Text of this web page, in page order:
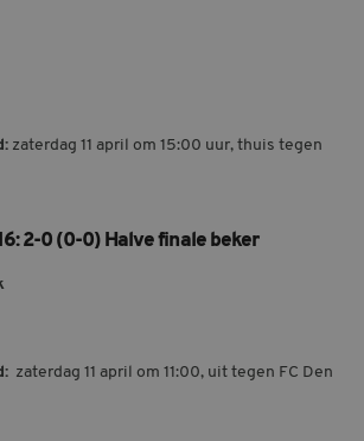
zaterdag 11 april om 15:00 uur, thuis tegen
2-0 (0-0) Halve finale beker
zaterdag 11 april om 11:00, uit tegen FC Den